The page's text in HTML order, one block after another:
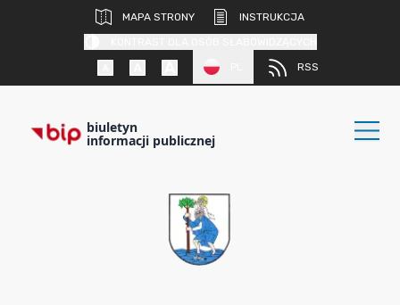
MAPA STRONY
INSTRUKCJA
RSS
biuletyn
informacji publicznej